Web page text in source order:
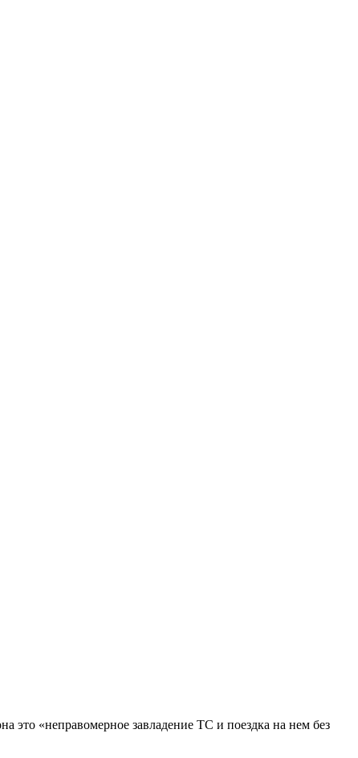
это «неправомерное завладение ТС и поездка на нем без